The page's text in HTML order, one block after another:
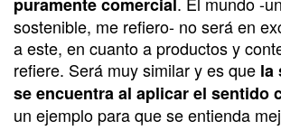
sostenible, me refiero- no será en
a este, en cuanto a productos y
refiere. Será muy similar y es que la
se encuentra al aplicar el sentido
un ejemplo para que se entienda